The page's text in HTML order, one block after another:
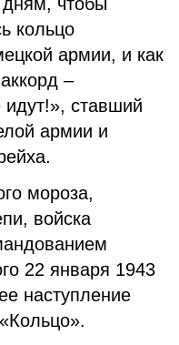
кольцо
армии, и как
–
идут!», ставший
армии и
мороза,
войска
22 января 1943
наступление